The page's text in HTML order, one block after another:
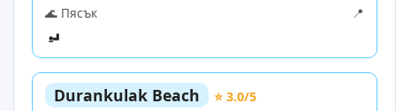
🌊 Пясък
📍
Durankulak Beach
⭐ 3.0/5